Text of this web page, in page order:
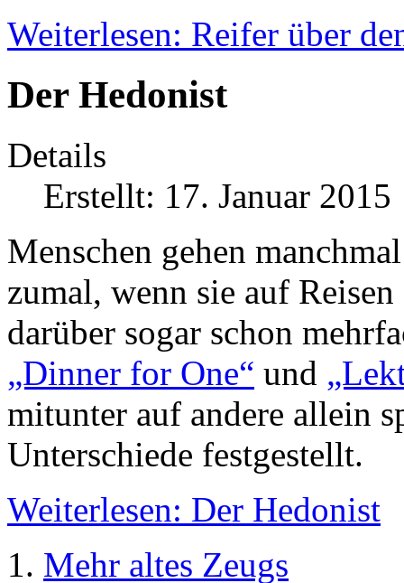
Weiterlesen: Reifer über
Der Hedonist
Details
Erstellt: 17. Januar 2015
Menschen gehen
zumal, wenn sie auf
darüber sogar schon
„Dinner for One“ und
mitunter auf andere allein
Unterschiede festgestellt.
Weiterlesen: Der Hedonist
Mehr altes Zeugs